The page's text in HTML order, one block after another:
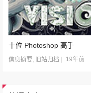
十位 Photoshop 高手
信息摘要, 旧站归档 19年前